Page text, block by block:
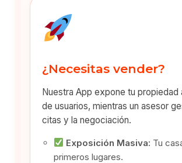
¿Necesitas vender?
Nuestra App expone tu propiedad
de usuarios, mientras un asesor
citas y la negociación.
Exposición Masiva: Tu
primeros lugares.